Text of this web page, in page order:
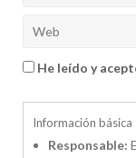
He leído y
Información
Responsable: